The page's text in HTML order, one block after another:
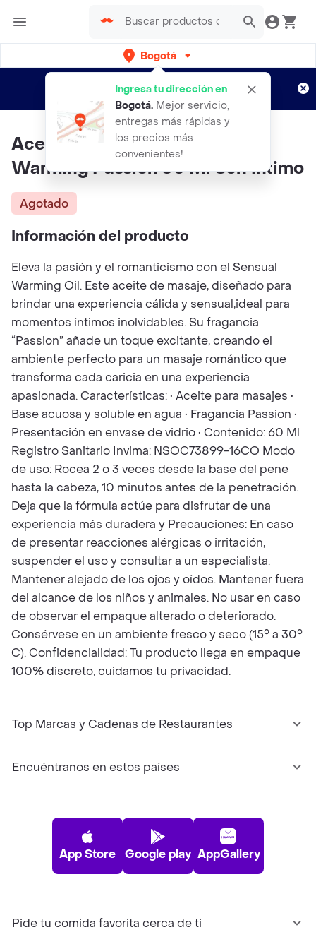
Bogotá
Ingresa tu dirección en
Bogotá. Mejor servicio,
entregas más rápidas y
los precios más
convenientes!
envíos gratis por semanas
Aplican TyC
Aceite De Masajes Sensual
Warming Passion 60 Ml Sen Intimo
Agotado
Información del producto
Eleva la pasión y el romanticismo con el Sensual
Warming Oil. Este aceite de masaje, diseñado para
brindar una experiencia cálida y sensual,ideal para
momentos íntimos inolvidables. Su fragancia
“Passion” añade un toque excitante, creando el
ambiente perfecto para un masaje romántico que
transforma cada caricia en una experiencia
apasionada. Características: • Aceite para masajes •
Base acuosa y soluble en agua • Fragancia Passion •
Presentación en envase de vidrio • Contenido: 60 Ml
Registro Sanitario Invima: NSOC73899-16CO Modo
de uso: Rocea 2 o 3 veces desde la base del pene
hasta la cabeza, 10 minutos antes de la penetración.
Deja que la fórmula actúe para disfrutar de una
experiencia más duradera y Precauciones: En caso
de presentar reacciones alérgicas o irritación,
suspender el uso y consultar a un especialista.
Mantener alejado de los ojos y oídos. Mantener fuera
del alcance de los niños y animales. No usar en caso
de observar el empaque alterado o deteriorado.
Consérvese en un ambiente fresco y seco (15° a 30°
C). Confidencialidad: Tu producto llega en empaque
100% discreto, cuidamos tu privacidad.
Top Marcas y Cadenas de Restaurantes
Encuéntranos en estos países
App Store Google play AppGallery
Pide tu comida favorita cerca de ti